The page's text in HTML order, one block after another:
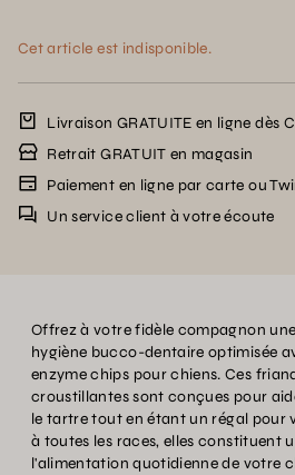
Cet article est indisponible.
Livraison GRATUITE en ligne dès
Retrait GRATUIT en magasin
Paiement en ligne par carte ou
Un service client à votre écoute
Offrez à votre fidèle compagnon
hygiène bucco-dentaire optimisée
enzyme chips pour chiens. Ces
croustillantes sont conçues pour
le tartre tout en étant un régal pour
à toutes les races, elles constituent
l'alimentation quotidienne de votre